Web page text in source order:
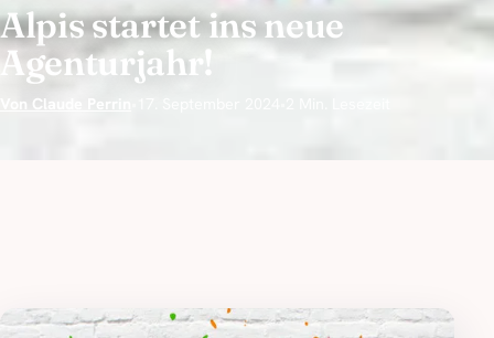
Alpis startet ins neue
Agenturjahr!
Von Claude Perrin